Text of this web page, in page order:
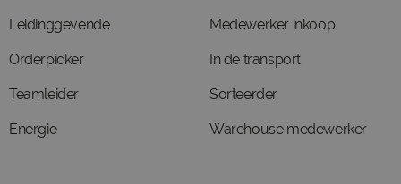
Leidinggevende
Orderpicker
Teamleider
Energie
Medewerker inkoop
In de transport
Sorteerder
Warehouse medewerker